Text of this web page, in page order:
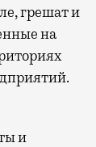
грешат и
на
и